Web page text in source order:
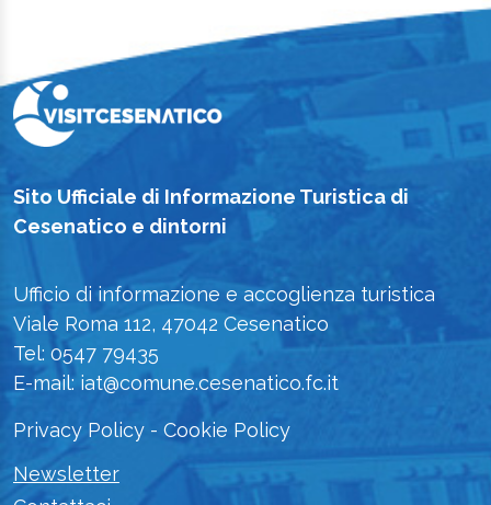
Sito Ufficiale di Informazione Turistica di
Cesenatico e dintorni
Ufficio di informazione e accoglienza turistica
Viale Roma 112, 47042 Cesenatico
Tel: 0547 79435
E-mail: iat@comune.cesenatico.fc.it
Privacy Policy - Cookie Policy
Newsletter